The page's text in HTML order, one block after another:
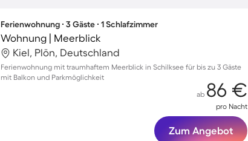
Ferienwohnung ∙ 3 Gäste ∙ 1 Schlafzimmer
Wohnung | Meerblick
Kiel, Plön, Deutschland
Ferienwohnung mit traumhaftem Meerblick in Schilksee für bis zu 3 Gäste
mit Balkon und Parkmöglichkeit
ab 86 €
pro Nacht
Zum Angebot